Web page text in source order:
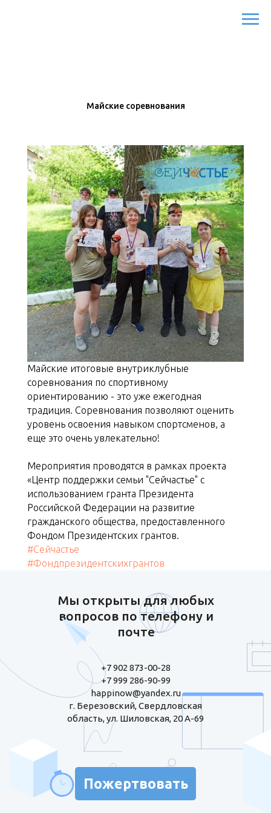
Майские соревнования
Майские итоговые внутриклубные
соревнования по спортивному
ориентированию - это уже ежегодная
традиция. Соревнования позволяют оценить
уровень освоения навыком спортсменов, а
еще это очень увлекательно!
Мероприятия проводятся в рамках проекта
«Центр поддержки семьи "Сейчастье" с
использованием гранта Президента
Российской Федерации на развитие
гражданского общества, предоставленного
Фондом Президентских грантов.
#Сейчастье
#Фондпрезидентскихгрантов
Мы открыты для любых
вопросов по телефону и
почте
+7 902 873-00-28
+7 999 286-90-99
happinow@yandex.ru
г. Березовский, Свердловская
область, ул. Шиловская, 20 А-69
Пожертвовать